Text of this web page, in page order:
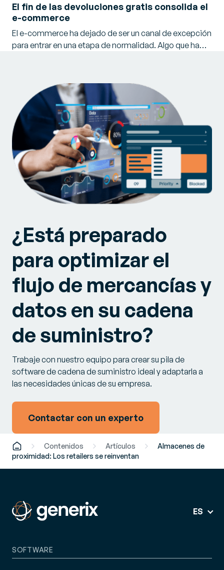
El fin de las devoluciones gratis consolida el
e-commerce
El e-commerce ha dejado de ser un canal de excepción
para entrar en una etapa de normalidad. Algo que ha…
¿Está preparado
para optimizar el
flujo de mercancías y
datos en su cadena
de suministro?
Trabaje con nuestro equipo para crear su pila de
software de cadena de suministro ideal y adaptarla a
las necesidades únicas de su empresa.
Contactar con un experto
Contenidos Artículos
Almacenes de
proximidad: Los retailers se reinventan
ES
SOFTWARE